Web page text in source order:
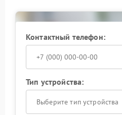
Контактный телефон:
Тип устройства:
Выберите тип устройства